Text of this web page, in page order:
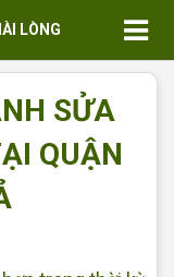
LÒNG
SỬA
QUẬN